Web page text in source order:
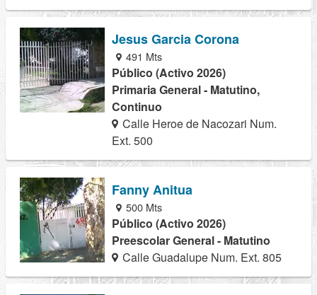
Jesus Garcia Corona
491 Mts
Público (Activo 2026)
Primaria General - Matutino,
Continuo
Calle Heroe de Nacozari Num.
Ext. 500
Fanny Anitua
500 Mts
Público (Activo 2026)
Preescolar General - Matutino
Calle Guadalupe Num. Ext. 805